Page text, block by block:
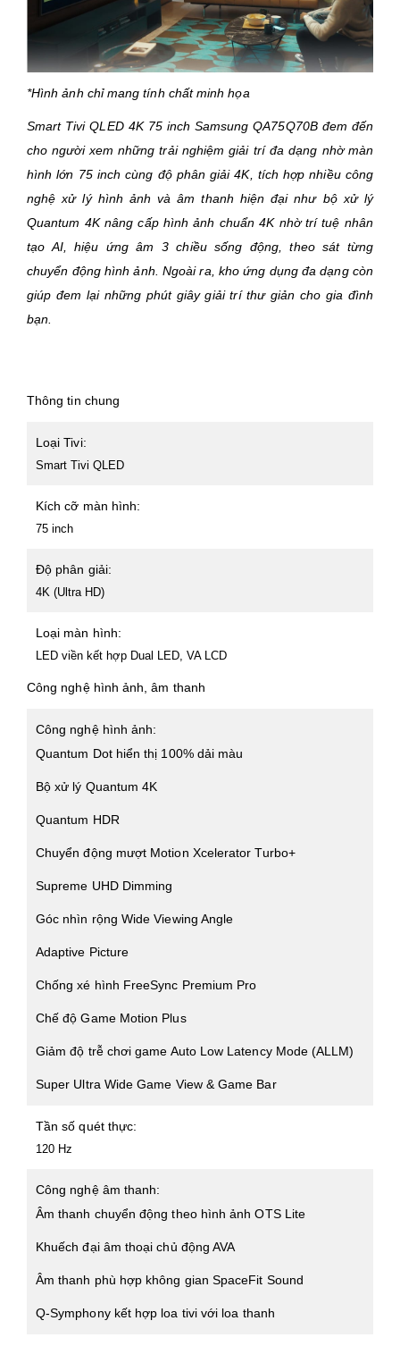
*Hình ảnh chỉ mang tính chất minh họa
Smart Tivi QLED 4K 75 inch SamsungQA75Q70Bđem đến
cho người xem những trải nghiệm giải trí đa dạng nhờ màn
hình lớn 75 inch cùng độ phân giải 4K, tích hợp nhiều công
nghệ xử lý hình ảnh và âm thanh hiện đại như bộ xử lý
Quantum 4K nâng cấp hình ảnh chuẩn 4K nhờ trí tuệ nhân
tạo AI, hiệu ứng âm 3 chiều sống động, theo sát từng
chuyển động hình ảnh. Ngoài ra, kho ứng dụng đa dạng còn
giúp đem lại những phút giây giải trí thư giản cho gia đình
bạn.
Thông tin chung
Loại Tivi:
Smart Tivi QLED
Kích cỡ màn hình:
75 inch
Độ phân giải:
4K (Ultra HD)
Loại màn hình:
LED viền kết hợp Dual LED, VA LCD
Công nghệ hình ảnh, âm thanh
Công nghệ hình ảnh:
Quantum Dot hiển thị 100% dải màu
Bộ xử lý Quantum 4K
Quantum HDR
Chuyển động mượt Motion Xcelerator Turbo+
Supreme UHD Dimming
Góc nhìn rộng Wide Viewing Angle
Adaptive Picture
Chống xé hình FreeSync Premium Pro
Chế độ Game Motion Plus
Giảm độ trễ chơi game Auto Low Latency Mode (ALLM)
Super Ultra Wide Game View & Game Bar
Tần số quét thực:
120 Hz
Công nghệ âm thanh:
Âm thanh chuyển động theo hình ảnh OTS Lite
Khuếch đại âm thoại chủ động AVA
Âm thanh phù hợp không gian SpaceFit Sound
Q-Symphony kết hợp loa tivi với loa thanh